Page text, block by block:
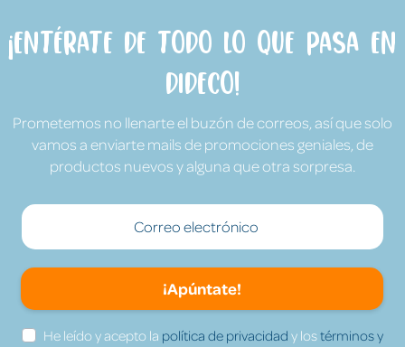
¡Entérate de todo lo que pasa en
Dideco!
Prometemos no llenarte el buzón de correos, así que solo
vamos a enviarte mails de promociones geniales, de
productos nuevos y alguna que otra sorpresa.
¡Apúntate!
He leído y acepto la política de privacidad y lostérminos y